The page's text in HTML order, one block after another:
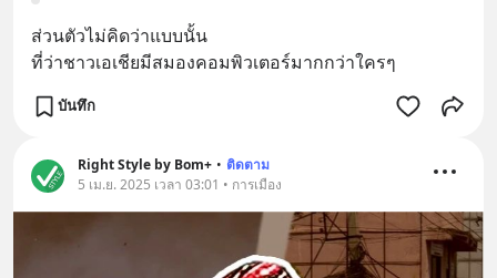
ส่วนตัวไม่คิดว่าแบบนั้น
ที่ว่าชาวเอเชียมีสมองคอมพิวเตอร์มากกว่าใครๆ
บันทึก
Right Style by Bom+ • ติดตาม
5 เม.ย. 2025 เวลา 03:01 • การเมือง